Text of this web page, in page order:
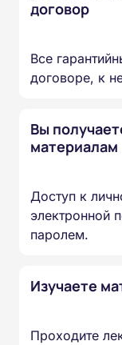
договор
Все
договоре, к
Вы
материалам
Доступ к
электронной
паролем.
Изучаете
Проходите